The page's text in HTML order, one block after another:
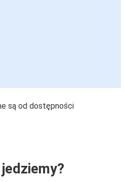
są od dostępności